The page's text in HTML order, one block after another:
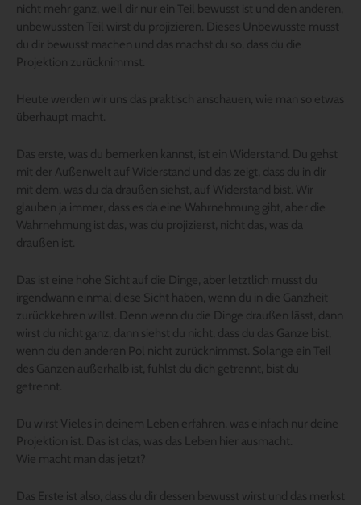
nicht mehr ganz, weil dir nur ein Teil bewusst ist und den anderen,
unbewussten Teil wirst du projizieren. Dieses Unbewusste musst
du dir bewusst machen und das machst du so, dass du die
Projektion zurücknimmst.
Heute werden wir uns das praktisch anschauen, wie man so etwas
überhaupt macht.
Das erste, was du bemerken kannst, ist ein Widerstand. Du gehst
mit der Außenwelt auf Widerstand und das zeigt, dass du in dir
mit dem, was du da draußen siehst, auf Widerstand bist. Wir
glauben ja immer, dass es da eine Wahrnehmung gibt, aber die
Wahrnehmung ist das, was du projizierst, nicht das, was da
draußen ist.
Das ist eine hohe Sicht auf die Dinge, aber letztlich musst du
irgendwann einmal diese Sicht haben, wenn du in die Ganzheit
zurückkehren willst. Denn wenn du die Dinge draußen lässt, dann
wirst du nicht ganz, dann siehst du nicht, dass du das Ganze bist,
wenn du den anderen Pol nicht zurücknimmst. Solange ein Teil
des Ganzen außerhalb ist, fühlst du dich getrennt, bist du
getrennt.
Du wirst Vieles in deinem Leben erfahren, was einfach nur deine
Projektion ist. Das ist das, was das Leben hier ausmacht.
Wie macht man das jetzt?
Das Erste ist also, dass du dir dessen bewusst wirst und das merkst